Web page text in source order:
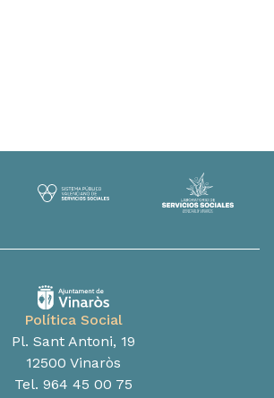
Política Social
Pl. Sant Antoni, 19
12500 Vinaròs
Tel. 964 45 00 75